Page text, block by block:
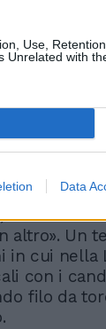
Use,
Unrelated with
Data
lista di
«se ne
della
ballo una
di liste e
altro». Un
in cui nella
con i
filo da